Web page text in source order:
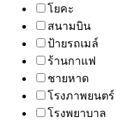
โยคะ
สนามบิน
ป้ายรถเมล์
ร้านกาแฟ
ชายหาด
โรงภาพยนตร์
โรงพยาบาล